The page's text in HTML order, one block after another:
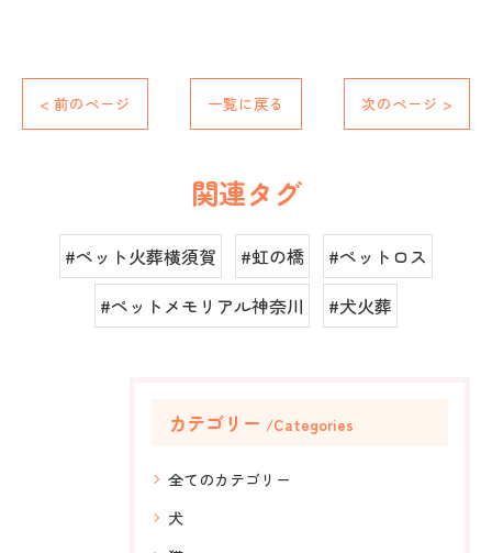
< 前のページ 一覧に戻る 次のページ >
関連タグ
#ペット火葬横須賀 #虹の橋
#ペットロス
#ペットメモリアル神奈川
#犬火葬
カテゴリー Categories
全てのカテゴリー
犬